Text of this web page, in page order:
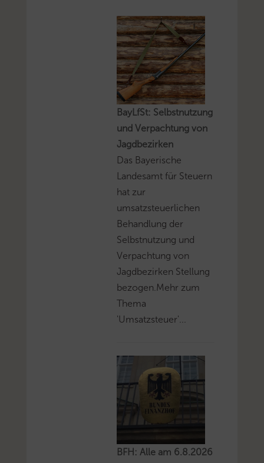
BayLfSt: Selbstnutzung
und Verpachtung von
Jagdbezirken
Das Bayerische
Landesamt für Steuern
hat zur
umsatzsteuerlichen
Behandlung der
Selbstnutzung und
Verpachtung von
Jagdbezirken Stellung
bezogen.Mehr zum
Thema
'Umsatzsteuer'...
BFH: Alle am 6.8.2026